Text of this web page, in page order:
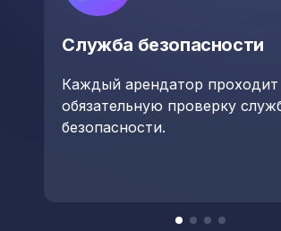
Служба безопасности
Каждый арендатор проходит
обязательную проверку
безопасности.
itemitem
itemitem